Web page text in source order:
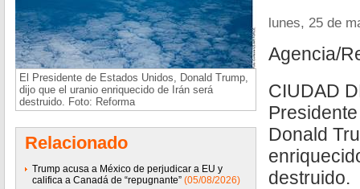
El Presidente de Estados Unidos, Donald Trump,
dijo que el uranio enriquecido de Irán será
destruido. Foto: Reforma
Relacionado
Trump acusa a México de perjudicar a EU y
califica a Canadá de “repugnante” (05/08/2026)
lunes, 25 de
Agencia/
CIUDAD
Donald
destruido.